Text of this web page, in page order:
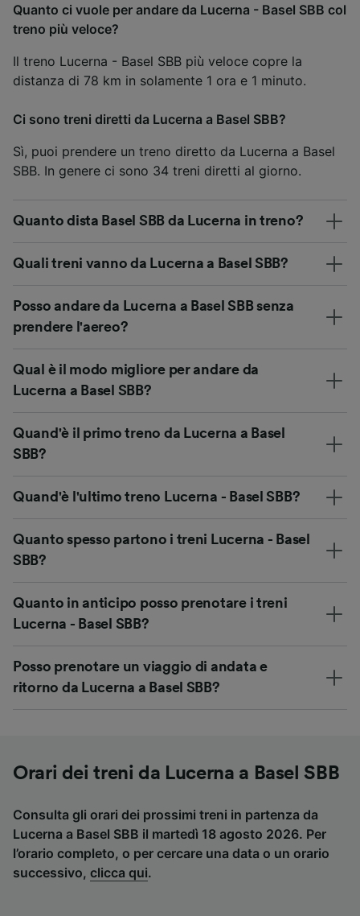
Quanto ci vuole per andare da Lucerna - Basel SBB col
treno più veloce?
Il treno Lucerna - Basel SBB più veloce copre la
distanza di 78 km in solamente 1 ora e 1 minuto.
Ci sono treni diretti da Lucerna a Basel SBB?
Sì, puoi prendere un treno diretto da Lucerna a Basel
SBB. In genere ci sono 34 treni diretti al giorno.
Quanto dista Basel SBB da Lucerna in treno?
Quali treni vanno da Lucerna a Basel SBB?
Posso andare da Lucerna a Basel SBB senza
prendere l'aereo?
Qual è il modo migliore per andare da
Lucerna a Basel SBB?
Quand'è il primo treno da Lucerna a Basel
SBB?
Quand'è l'ultimo treno Lucerna - Basel SBB?
Quanto spesso partono i treni Lucerna - Basel
SBB?
Quanto in anticipo posso prenotare i treni
Lucerna - Basel SBB?
Posso prenotare un viaggio di andata e
ritorno da Lucerna a Basel SBB?
Orari dei treni da Lucerna a Basel SBB
Consulta gli orari dei prossimi treni in partenza da
Lucerna a Basel SBB il martedì 18 agosto 2026. Per
l’orario completo, o per cercare una data o un orario
successivo, clicca qui.